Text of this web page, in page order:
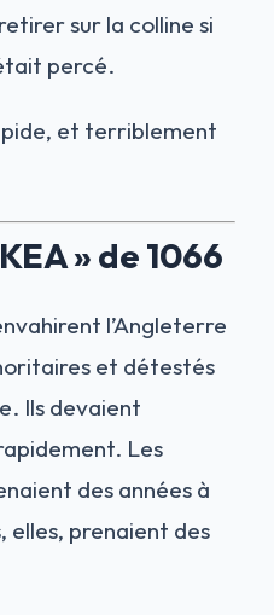
sur la colline si
percé.
et terriblement
» de 1066
l’Angleterre
et détestés
Ils devaient
Les
des années à
elles, prenaient des